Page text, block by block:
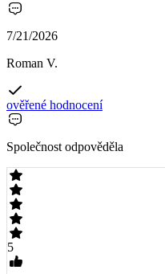
7/21/2026
Roman V.
ověřené hodnocení
Společnost odpověděla
5